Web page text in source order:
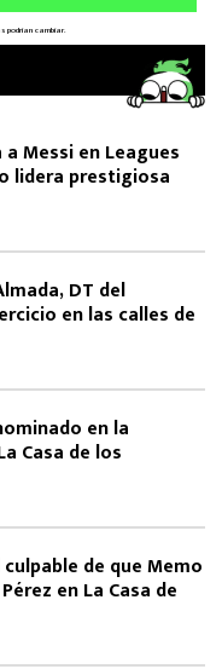
Messi en Leagues
lidera prestigiosa
DT del
en las calles de
en la
Casa de los
de que Memo
en La Casa de